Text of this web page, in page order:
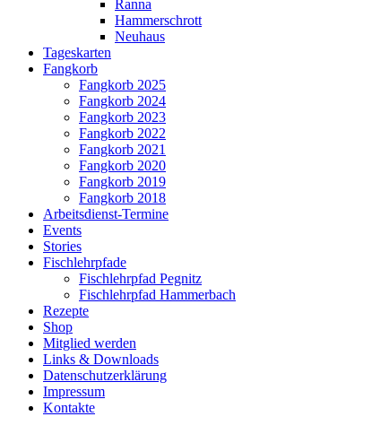
Ranna
Hammerschrott
Neuhaus
Tageskarten
Fangkorb
Fangkorb 2025
Fangkorb 2024
Fangkorb 2023
Fangkorb 2022
Fangkorb 2021
Fangkorb 2020
Fangkorb 2019
Fangkorb 2018
Arbeitsdienst-Termine
Events
Stories
Fischlehrpfade
Fischlehrpfad Pegnitz
Fischlehrpfad Hammerbach
Rezepte
Shop
Mitglied werden
Links & Downloads
Datenschutzerklärung
Impressum
Kontakte